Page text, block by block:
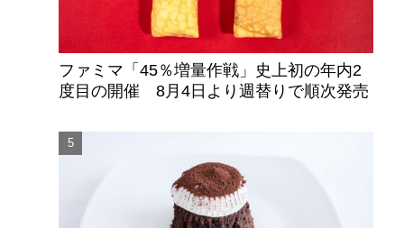
ファミマ「45％増量作戦」史上初の年内2
度目の開催 8月4日より週替りで順次発売